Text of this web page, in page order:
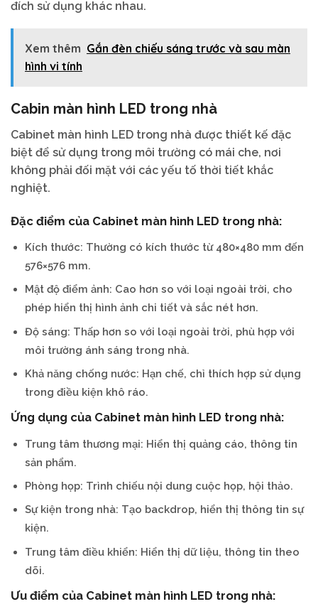
đích sử dụng khác nhau.
Xem thêm Gắn đèn chiếu sáng trước và sau màn
hình vi tính
Cabin màn hình LED trong nhà
Cabinet màn hình LED trong nhà được thiết kế đặc
biệt để sử dụng trong môi trường có mái che, nơi
không phải đối mặt với các yếu tố thời tiết khắc
nghiệt.
Đặc điểm của Cabinet màn hình LED trong nhà:
Kích thước: Thường có kích thước từ 480×480 mm đến
576×576 mm.
Mật độ điểm ảnh: Cao hơn so với loại ngoài trời, cho
phép hiển thị hình ảnh chi tiết và sắc nét hơn.
Độ sáng: Thấp hơn so với loại ngoài trời, phù hợp với
môi trường ánh sáng trong nhà.
Khả năng chống nước: Hạn chế, chỉ thích hợp sử dụng
trong điều kiện khô ráo.
Ứng dụng của Cabinet màn hình LED trong nhà:
Trung tâm thương mại: Hiển thị quảng cáo, thông tin
sản phẩm.
Phòng họp: Trình chiếu nội dung cuộc họp, hội thảo.
Sự kiện trong nhà: Tạo backdrop, hiển thị thông tin sự
kiện.
Trung tâm điều khiển: Hiển thị dữ liệu, thông tin theo
dõi.
Ưu điểm của Cabinet màn hình LED trong nhà: